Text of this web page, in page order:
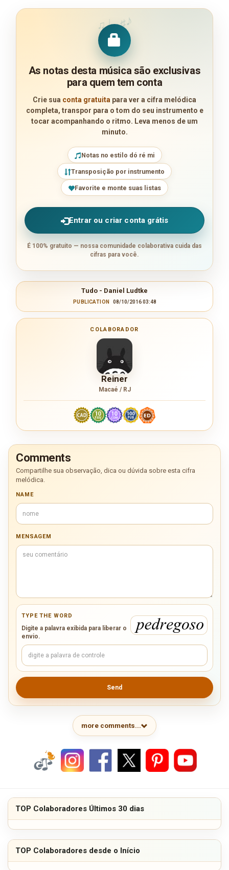
♫♩♯♪
As notas desta música são exclusivas
para quem tem conta
Crie sua conta gratuita para ver a cifra melódica
completa, transpor para o tom do seu instrumento e
tocar acompanhando o ritmo. Leva menos de um
minuto.
Notas no estilo dó ré mi
Transposição por instrumento
Favorite e monte suas listas
Entrar ou criar conta grátis
É 100% gratuito — nossa comunidade colaborativa cuida das
cifras para você.
Tudo - Daniel Ludtke
PUBLICATION 08/10/2016 03:48
COLABORADOR
Reiner
Macaé / RJ
Comments
Compartilhe sua observação, dica ou dúvida sobre esta cifra
melódica.
NAME
MENSAGEM
TYPE THE WORD
Digite a palavra exibida para liberar o
envio.
Send
more comments...
TOP Colaboradores Últimos 30 dias
TOP Colaboradores desde o Início